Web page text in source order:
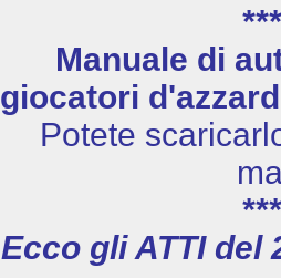
Manuale di
giocatori
Potete
Ecco gli ATTI del